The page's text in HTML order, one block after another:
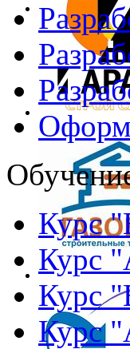
Курс
Курс
Курс
Курс